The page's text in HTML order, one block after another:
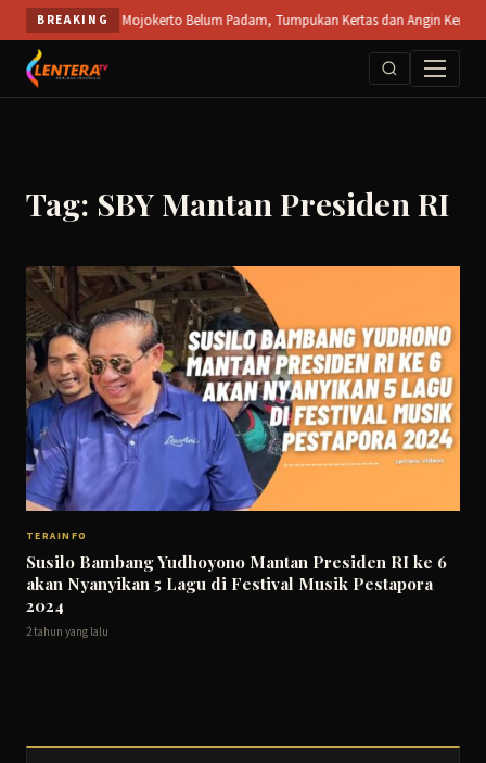
Skip
to
content
BREAKING
Terbuka PT SPS Mojokerto Belum Padam, Tumpukan Kertas dan Angin
Tag: SBY Mantan Presiden RI
TERAINFO
Susilo Bambang Yudhoyono Mantan Presiden RI ke 6
akan Nyanyikan 5 Lagu di Festival Musik Pestapora
2024
2 tahun yang lalu